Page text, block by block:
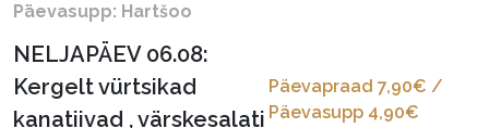
Päevasupp: Hartšoo
NELJAPÄEV 06.08:
Kergelt vürtsikad
kanatiivad , värskesalati
Päevapraad 7,90€ /
Päevasupp 4,90€